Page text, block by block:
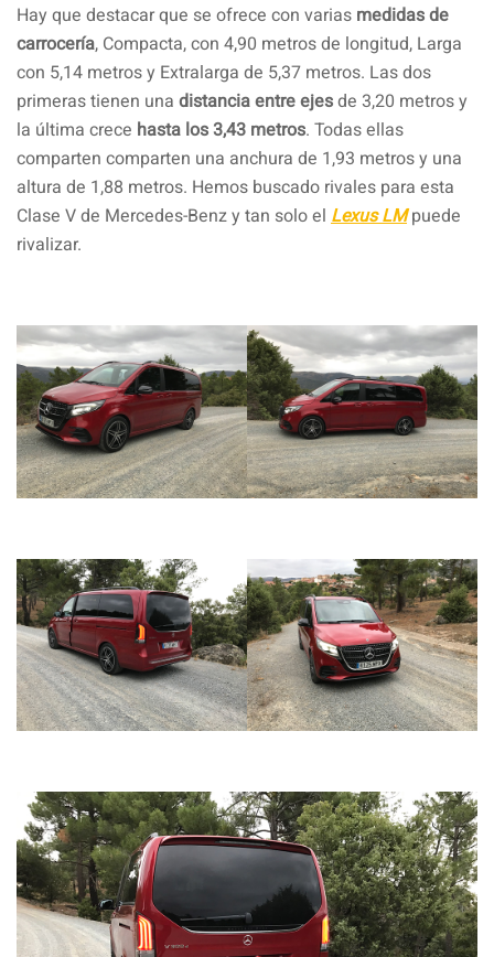
Hay que destacar que se ofrece con varias medidas de
carrocería, Compacta, con 4,90 metros de longitud, Larga
con 5,14 metros y Extralarga de 5,37 metros. Las dos
primeras tienen una distancia entre ejesde 3,20 metros y
la última crece hasta los 3,43 metros. Todas ellas
comparten comparten una anchura de 1,93 metros y una
altura de 1,88 metros. Hemos buscado rivales para esta
Clase V de Mercedes-Benz y tan solo el Lexus LMpuede
rivalizar.